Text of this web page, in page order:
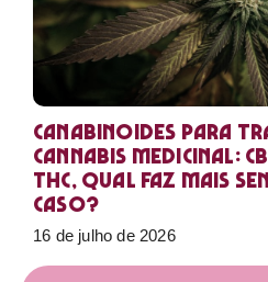
Canabinoides para
cannabis medicinal:
THC, qual faz mais
caso?
16 de julho de 2026